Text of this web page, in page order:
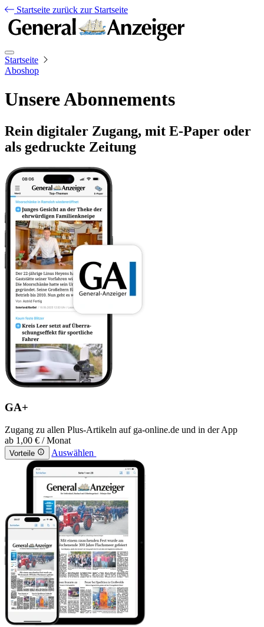
Startseite zurück zur Startseite
Startseite
Aboshop
Unsere Abonnements
Rein digitaler Zugang, mit E-Paper oder
als gedruckte Zeitung
GA+
Zugang zu allen Plus-Artikeln auf ga-online.de und in der App
ab 1,00 € / Monat
Vorteile Auswählen